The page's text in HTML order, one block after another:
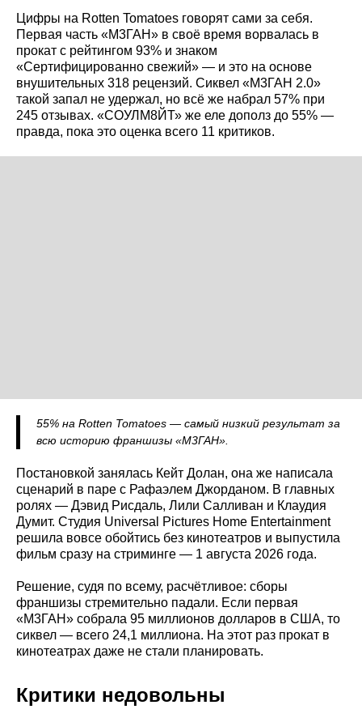
Цифры на Rotten Tomatoes говорят сами за себя.
Первая часть «М3ГАН» в своё время ворвалась в
прокат с рейтингом 93% и знаком
«Сертифицированно свежий» — и это на основе
внушительных 318 рецензий. Сиквел «М3ГАН 2.0»
такой запал не удержал, но всё же набрал 57% при
245 отзывах. «СОУЛМ8ЙТ» же еле дополз до 55% —
правда, пока это оценка всего 11 критиков.
55% на Rotten Tomatoes — самый низкий результат за
всю историю франшизы «М3ГАН».
Постановкой занялась Кейт Долан, она же написала
сценарий в паре с Рафаэлем Джорданом. В главных
ролях — Дэвид Рисдаль, Лили Салливан и Клаудия
Думит. Студия Universal Pictures Home Entertainment
решила вовсе обойтись без кинотеатров и выпустила
фильм сразу на стриминге — 1 августа 2026 года.
Решение, судя по всему, расчётливое: сборы
франшизы стремительно падали. Если первая
«М3ГАН» собрала 95 миллионов долларов в США, то
сиквел — всего 24,1 миллиона. На этот раз прокат в
кинотеатрах даже не стали планировать.
Критики недовольны